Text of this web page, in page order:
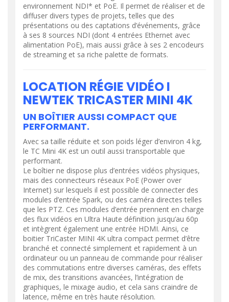
environnement NDI* et PoE. Il permet de réaliser et de
diffuser divers types de projets, telles que des
présentations ou des captations d’événements, grâce
à ses 8 sources NDI (dont 4 entrées Ethernet avec
alimentation PoE), mais aussi grâce à ses 2 encodeurs
de streaming et sa riche palette de formats.
LOCATION RÉGIE VIDÉO I
NEWTEK TRICASTER MINI 4K
UN BOÎTIER AUSSI COMPACT QUE
PERFORMANT.
Avec sa taille réduite et son poids léger d’environ 4 kg,
le TC Mini 4K est un outil aussi transportable que
performant.
Le boîtier ne dispose plus d’entrées vidéos physiques,
mais des connecteurs réseaux PoE (Power over
Internet) sur lesquels il est possible de connecter des
modules d’entrée Spark, ou des caméra directes telles
que les PTZ. Ces modules d’entrée prennent en charge
des flux vidéos en Ultra Haute définition jusqu’au 60p
et intègrent également une entrée HDMI. Ainsi, ce
boitier TriCaster MINI 4K ultra compact permet d’être
branché et connecté simplement et rapidement à un
ordinateur ou un panneau de commande pour réaliser
des commutations entre diverses caméras, des effets
de mix, des transitions avancées, l’intégration de
graphiques, le mixage audio, et cela sans craindre de
latence, même en très haute résolution.